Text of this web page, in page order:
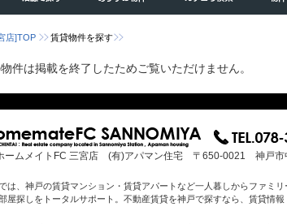
店]TOP 賃貸物件を探す
件は掲載を終了したためご覧いただけません。
ームメイトFC 三宮店 (有)アパマン住宅 〒650-0021 神戸市
は、神戸の賃貸マンション・賃貸アパートなど一人暮しからファミ
屋探しをトータルサポート。不動産賃貸を神戸で探すなら、賃貸情報